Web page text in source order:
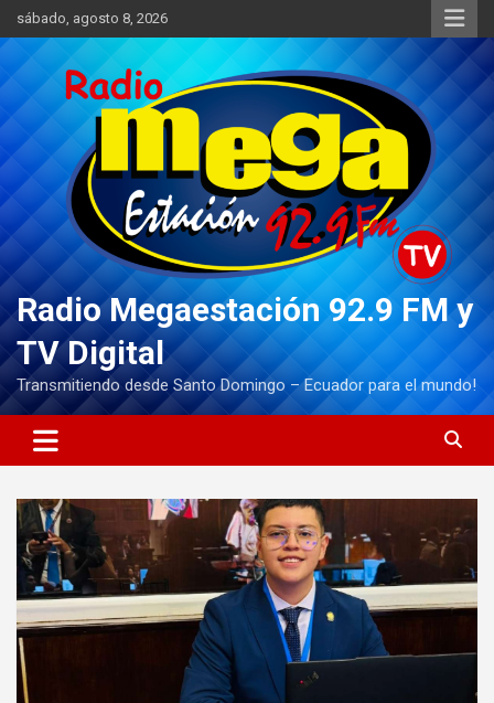
Saltar
al
contenido
sábado, agosto 8, 2026
Radio Megaestación 92.9 FM y
TV Digital
Transmitiendo desde Santo Domingo – Ecuador para el mundo!